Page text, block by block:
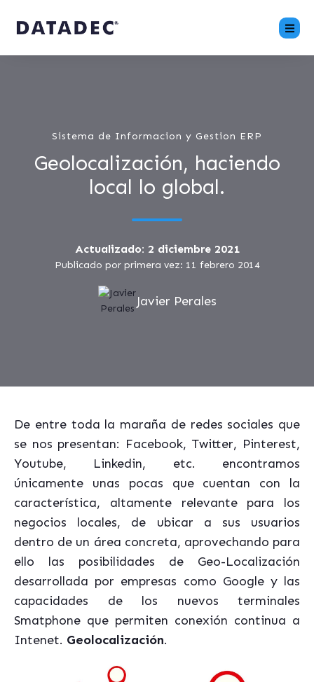
Sistema de Informacion y Gestion ERP
Geolocalización, haciendo
local lo global.
Actualizado: 2 diciembre 2021
Publicado por primera vez: 11 febrero 2014
Javier Perales
De entre toda la maraña de redes sociales que
se nos presentan: Facebook, Twitter, Pinterest,
Youtube, Linkedin, etc. encontramos
únicamente unas pocas que cuentan con la
característica, altamente relevante para los
negocios locales, de ubicar a sus usuarios
dentro de un área concreta, aprovechando para
ello las posibilidades de Geo-Localización
desarrollada por empresas como Google y las
capacidades de los nuevos terminales
Smatphone que permiten conexión continua a
Intenet. Geolocalización.